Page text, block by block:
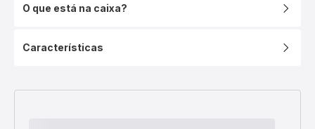
O que está na caixa?
Características